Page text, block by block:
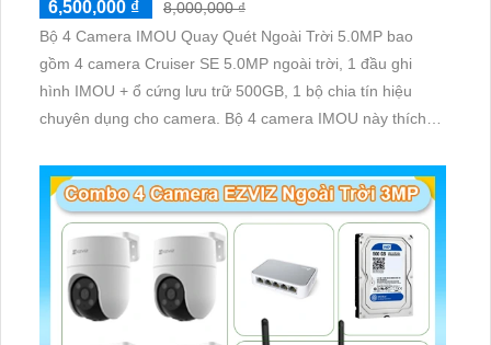
6,500,000 ₫
8,000,000 ₫
Bộ 4 Camera IMOU Quay Quét Ngoài Trời 5.0MP bao
gồm 4 camera Cruiser SE 5.0MP ngoài trời, 1 đầu ghi
hình IMOU + ổ cứng lưu trữ 500GB, 1 bộ chia tín hiệu
chuyên dụng cho camera. Bộ 4 camera IMOU này thích
cần giám sát ngoài trời